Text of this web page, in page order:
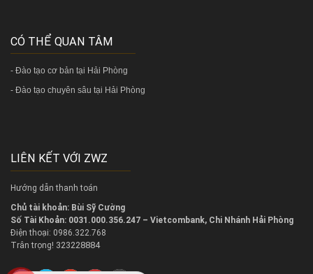
CÓ THỂ QUAN TÂM
- Đào tạo cơ bản tại Hải Phòng
- Đào tạo chuyên sâu tại Hải Phòng
LIÊN KẾT VỚI ZWZ
Hướng dẫn thanh toán
Chủ tài khoản: Bùi Sỹ Cường
Số Tài Khoản: 0031.000.356.247 – Vietcombank, Chi Nhánh Hải Phòng
Điện thoại: 0986.322.768
Trân trọng! 323228884